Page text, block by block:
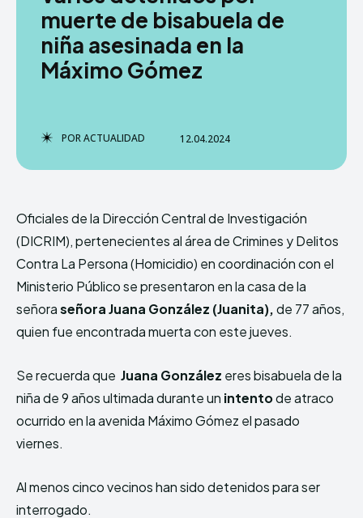
TERMS & CONDITIONS
PRIVACY POLICY
EchoVerse
Comparte esto:
Facebook X
TERMS & CONDITIONS
PRIVACY POLICY
EchoVerse
Comparte esto:
Facebook X
muerte de bisabuela de
niña asesinada en la
Máximo Gómez
PORACTUALIDAD 12.04.2024
Oficiales de la Dirección Central de Investigación
(DICRIM), pertenecientes al área de Crimines y Delitos
Contra La Persona (Homicidio) en coordinación con el
Ministerio Público se presentaron en la casa de la
señoraseñoraJuana González (Juanita),de 77 años,
quien fue encontrada muerta con este jueves.
Se recuerda que Juana González eres bisabuela de la
niña de 9 años ultimada durante un intentode atraco
ocurrido en la avenida Máximo Gómez el pasado
viernes.
Al menos cinco vecinos han sido detenidos para ser
interrogado.